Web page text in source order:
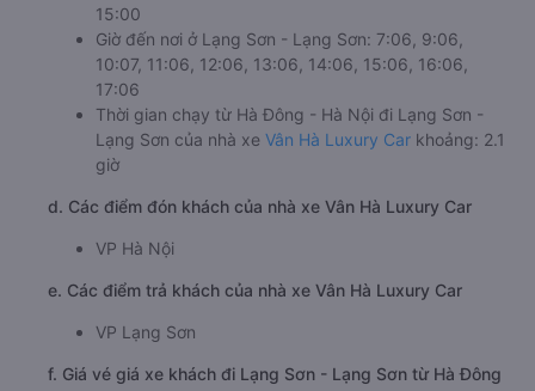
15:00
Giờ đến nơi ở Lạng Sơn - Lạng Sơn: 7:06, 9:06,
10:07, 11:06, 12:06, 13:06, 14:06, 15:06, 16:06,
17:06
Thời gian chạy từ Hà Đông - Hà Nội đi Lạng Sơn -
Lạng Sơn của nhà xe Vân Hà Luxury Car khoảng: 2.1
giờ
d. Các điểm đón khách của nhà xe Vân Hà Luxury Car
VP Hà Nội
e. Các điểm trả khách của nhà xe Vân Hà Luxury Car
VP Lạng Sơn
f. Giá vé giá xe khách đi Lạng Sơn - Lạng Sơn từ Hà Đông